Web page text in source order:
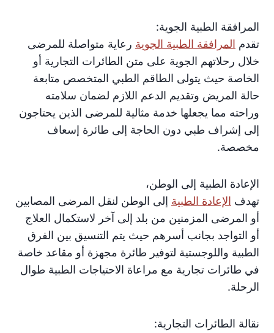
المرافقة الطبية الجوية:
تقدم المرافقة الطبية الجوية رعاية متواصلة للمرضى
خلال رحلاتهم الجوية على متن الطائرات التجارية أو
الخاصة حيث يتولى الطاقم الطبي المتخصص متابعة
حالة المريض وتقديم الدعم اللازم لضمان سلامته
وراحته مما يجعلها خدمة مثالية للمرضى الذين يحتاجون
إلى إشراف طبي دون الحاجة إلى طائرة إسعاف
مخصصة.
الإعادة الطبية إلى الوطن،
تهدف الإعادة الطبية إلى الوطن لنقل المرضى المصابين
أو المرضى المزمنين من بلد إلى آخر لاستكمال العلاج
أو التواجد بجانب أسرهم حيث يتم التنسيق بين الفرق
الطبية واللوجستية لتوفير طائرة مجهزة أو مقاعد خاصة
في طائرات تجارية مع مراعاة الاحتياجات الطبية طوال
الرحلة.
نقالة الطائرات التجارية: